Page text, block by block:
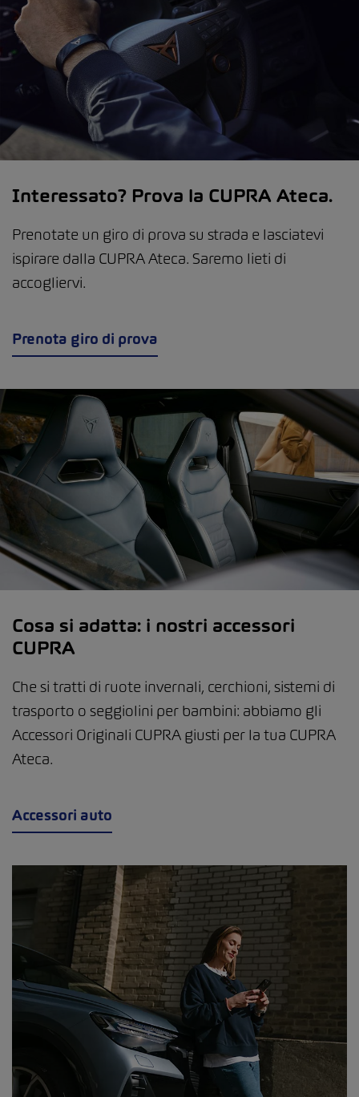
Interessato? Prova la CUPRA Ateca.
Prenotate un giro di prova su strada e lasciatevi
ispirare dalla CUPRA Ateca. Saremo lieti di
accogliervi.
Prenota giro di prova
Cosa si adatta: i nostri accessori
CUPRA
Che si tratti di ruote invernali, cerchioni, sistemi di
trasporto o seggiolini per bambini: abbiamo gli
Accessori Originali CUPRA giusti per la tua CUPRA
Ateca.
Accessori auto